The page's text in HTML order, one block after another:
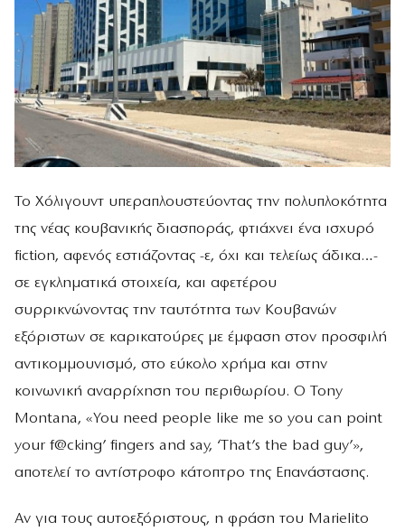
Το Χόλιγουντ υπεραπλουστεύοντας την πολυπλοκότητα
της νέας κουβανικής διασποράς, φτιάχνει ένα ισχυρό
fiction, αφενός εστιάζοντας -ε, όχι και τελείως άδικα…-
σε εγκληματικά στοιχεία, και αφετέρου
συρρικνώνοντας την ταυτότητα των Κουβανών
εξόριστων σε καρικατούρες με έμφαση στον προσφιλή
αντικομμουνισμό, στο εύκολο χρήμα και στην
κοινωνική αναρρίχηση του περιθωρίου. O Tony
Montana, «You need people like me so you can point
your f@cking’ fingers and say, ‘That’s the bad guy’»,
αποτελεί το αντίστροφο κάτοπτρο της Επανάστασης.
Αν για τους αυτοεξόριστους, η φράση του Marielito